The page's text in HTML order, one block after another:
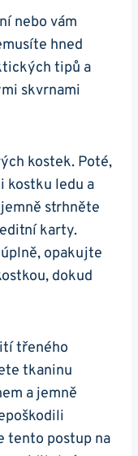
nebo vám
hned
tipů a
skvrnami
kostek. Poté,
kostku ledu a
strhněte
karty.
opakujte
dokud
třeného
tkaninu
a jemně
tento postup na